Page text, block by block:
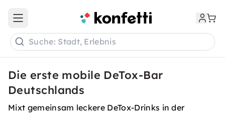
Open main menu
Suche: Stadt, Erlebnis
Die erste mobile DeTox-Bar
Deutschlands
Mixt gemeinsam leckere DeTox-Drinks in der